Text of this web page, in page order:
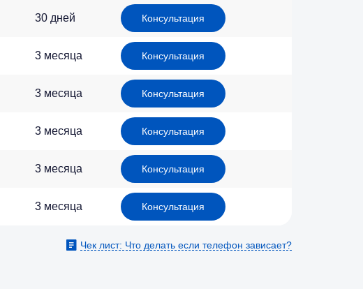
30 дней Консультация
3 месяца Консультация
3 месяца Консультация
3 месяца Консультация
3 месяца Консультация
3 месяца Консультация
Чек лист: Что делать если телефон зависает?